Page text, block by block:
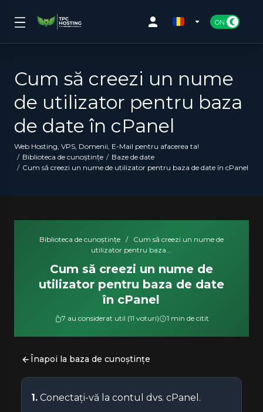
Cum să creezi un nume
de utilizator pentru baza
de date în cPanel
Web Hosting, VPS, Domenii, E-Mail pentru afacerea ta!
Biblioteca de cunoștințe
Baze de date
Cum să creezi un nume de utilizator pentru baza de date în cPanel
Biblioteca de cunoștințe /
Cum să creezi un nume de
utilizator pentru baza...
Cum să creezi un nume de
utilizator pentru baza de date
în cPanel
7 au considerat util (11 voturi) 1 min de citit
Înapoi la baza de cunoștințe
1. Conectați-vă la contul dvs. cPanel.